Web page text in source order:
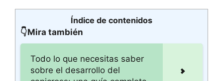
Índice de contenidos
👇Mira también
Todo lo que necesitas saber
sobre el desarrollo del